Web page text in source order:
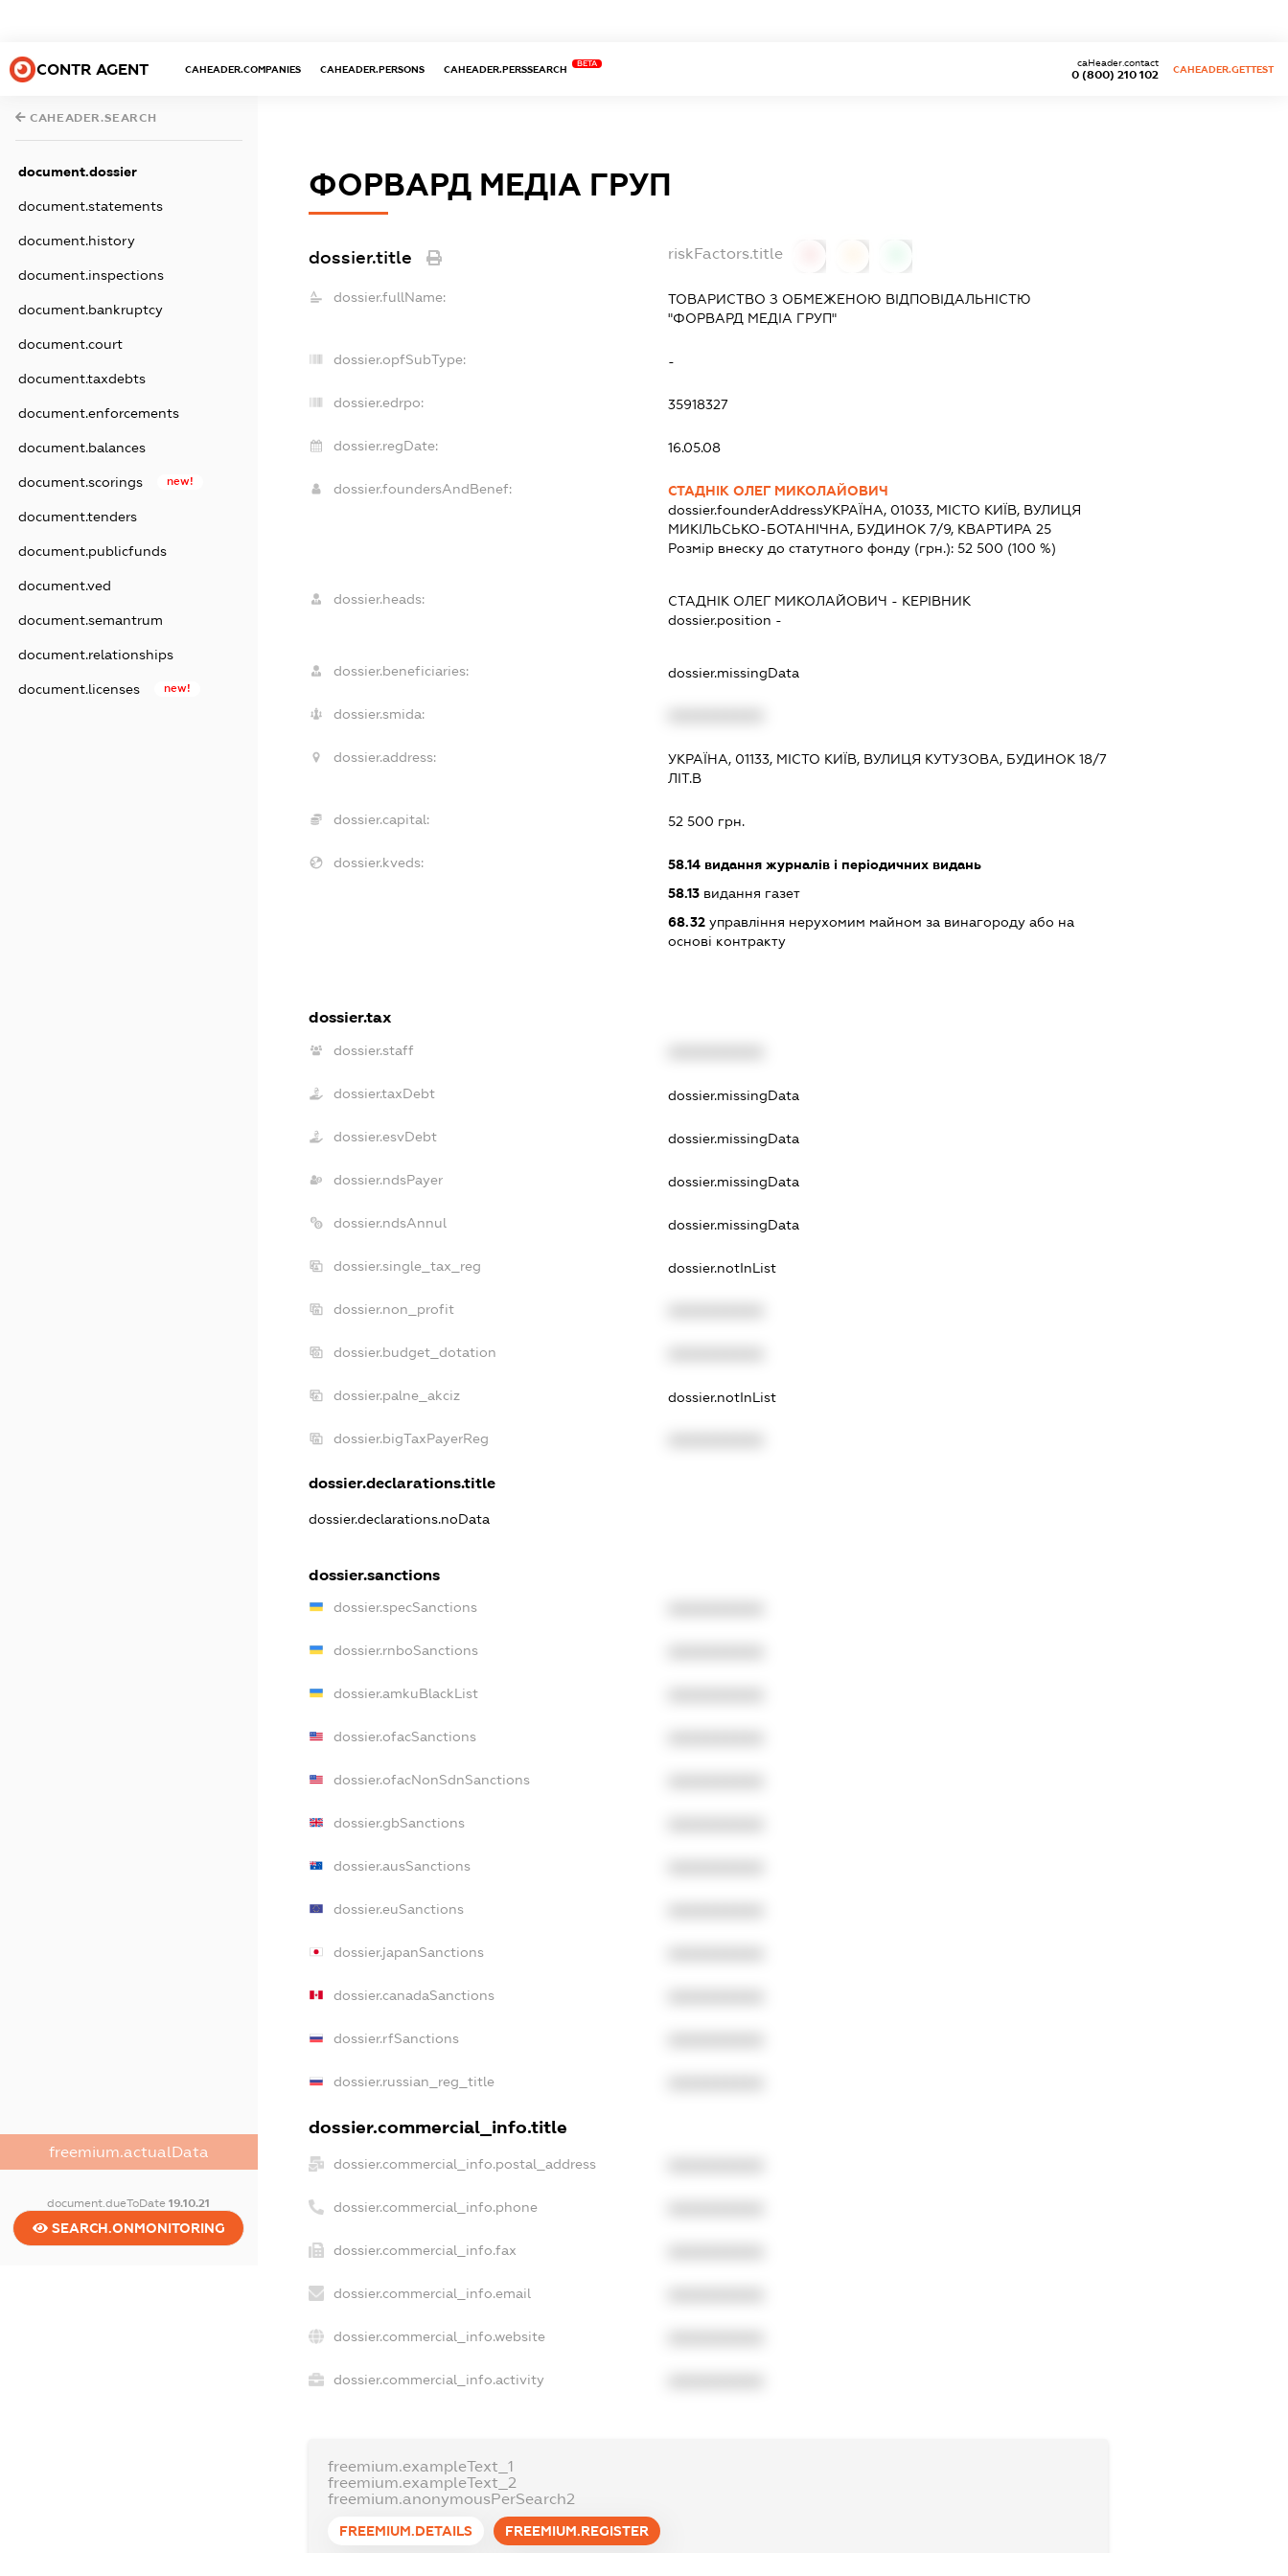
CONTR AGENT CAHEADER.COMPANIES CAHEADER.PERSONS CAHEADER.PERSSEARCH
BETA
0 (800) 210 102
caHeader.contact
CAHEADER.GETTEST
CAHEADER.SEARCH
document.dossier
document.statements
document.history
document.inspections
document.bankruptcy
document.court
document.taxdebts
document.enforcements
document.balances
document.scorings new!
document.tenders
document.publicfunds
document.ved
document.semantrum
document.relationships
document.licenses new!
freemium.actualData
document.dueToDate19.10.21
SEARCH.ONMONITORING
ФОРВАРД МЕДІА ГРУП
dossier.title riskFactors.title
dossier.fullName:
ТОВАРИСТВО З ОБМЕЖЕНОЮ ВІДПОВІДАЛЬНІСТЮ
"ФОРВАРД МЕДІА ГРУП"
dossier.opfSubType: -
dossier.edrpo: 35918327
dossier.regDate: 16.05.08
dossier.foundersAndBenef:
СТАДНІК ОЛЕГ МИКОЛАЙОВИЧ
dossier.founderAddressУКРАЇНА, 01033, МІСТО КИЇВ, ВУЛИЦЯ
МИКІЛЬСЬКО-БОТАНІЧНА, БУДИНОК 7/9, КВАРТИРА 25
Розмір внеску до статутного фонду (грн.):52 500 (100 %)
dossier.heads: СТАДНІК ОЛЕГ МИКОЛАЙОВИЧ - КЕРІВНИК
dossier.position -
dossier.beneficiaries: dossier.missingData
dossier.smida:
dossier.address:
УКРАЇНА, 01133, МІСТО КИЇВ, ВУЛИЦЯ КУТУЗОВА, БУДИНОК 18/7
ЛІТ.В
dossier.capital: 52 500 грн.
dossier.kveds: 58.14 видання журналів і періодичних видань
58.13 видання газет
68.32 управління нерухомим майном за винагороду або на
основі контракту
dossier.tax
dossier.staff
dossier.taxDebt dossier.missingData
dossier.esvDebt dossier.missingData
dossier.ndsPayer dossier.missingData
dossier.ndsAnnul dossier.missingData
dossier.single_tax_reg dossier.notInList
dossier.non_profit
dossier.budget_dotation
dossier.palne_akciz dossier.notInList
dossier.bigTaxPayerReg
dossier.declarations.title
dossier.declarations.noData
dossier.sanctions
dossier.specSanctions
dossier.rnboSanctions
dossier.amkuBlackList
dossier.ofacSanctions
dossier.ofacNonSdnSanctions
dossier.gbSanctions
dossier.ausSanctions
dossier.euSanctions
dossier.japanSanctions
dossier.canadaSanctions
dossier.rfSanctions
dossier.russian_reg_title
dossier.commercial_info.title
dossier.commercial_info.postal_address
dossier.commercial_info.phone
dossier.commercial_info.fax
dossier.commercial_info.email
dossier.commercial_info.website
dossier.commercial_info.activity
freemium.exampleText_1
freemium.exampleText_2
freemium.anonymousPerSearch2
FREEMIUM.DETAILS FREEMIUM.REGISTER